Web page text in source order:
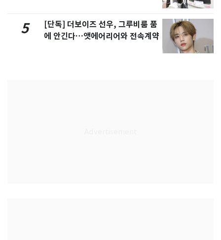
5
[단독] 더보이즈 선우, 그루비룸 품
에 안긴다…앳에어리어와 전속계약